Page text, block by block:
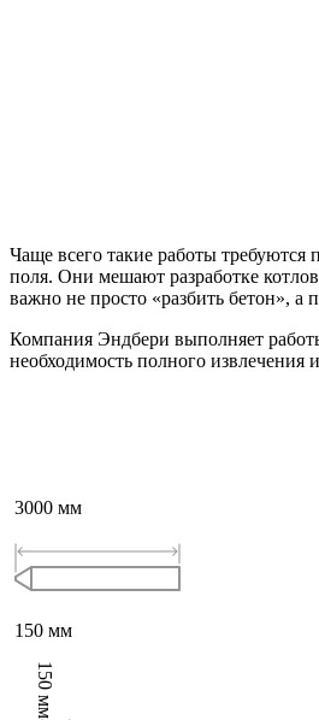
Чаще всего такие работы требуются
поля. Они мешают разработке
важно не просто «разбить бетон», а
Компания Эндбери выполняет
необходимость полного извлечения
3000 мм
150 мм
150
мм